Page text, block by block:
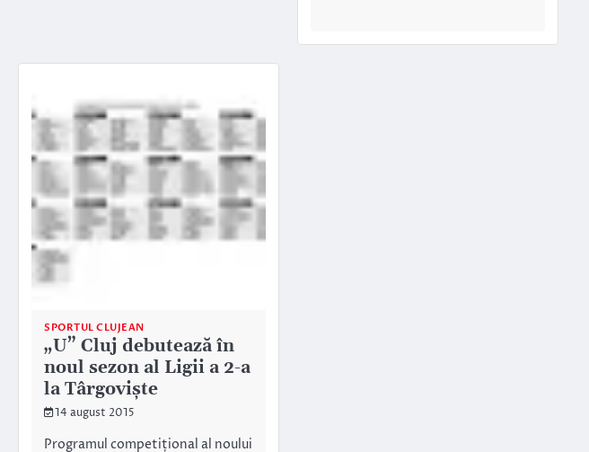
SPORTUL CLUJEAN
„U” Cluj debutează în
noul sezon al Ligii a 2-a
la Târgoviște
14 august 2015
Programul competițional al noului